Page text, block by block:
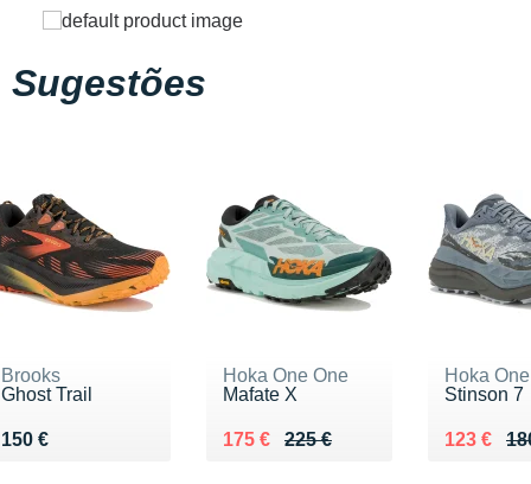
Sugestões
Brooks
Ghost Trail
150 €
Vendu 150 €
Hoka One One
Mafate X
225 €
Au lieu de 225 €
175 €
Vendu 175 €
Hoka
Stinson 7
Au lieu
123 €
Vendu